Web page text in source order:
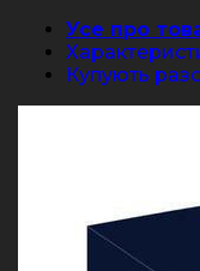
Усе про
Купують